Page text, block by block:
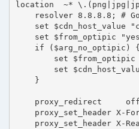
location  ~*
resolver 8.8.8.8; #
set $cdn_host_value
set $from_optipic
    if ($arg_no_optipic) {
set $from_optipic
set
    }
proxy_redirect
proxy_set_header X-
proxy_set_header X-